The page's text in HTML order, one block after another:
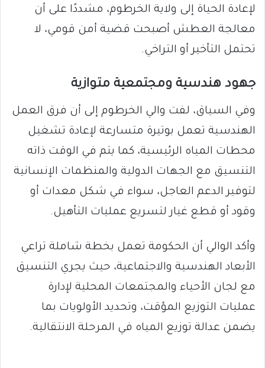
لإعادة الحياة إلى ولاية الخرطوم، مشددًا على أن
معالجة العطش أصبحت قضية أمن قومي، لا
تحتمل التأخير أو التراخي.
جهود هندسية ومجتمعية متوازية
وفي السياق، لفت والي الخرطوم إلى أن فرق العمل
الهندسية تعمل بوتيرة متسارعة لإعادة تشغيل
محطات المياه الرئيسية، كما يتم في الوقت ذاته
التنسيق مع الجهات الدولية والمنظمات الإنسانية
لتوفير الدعم العاجل، سواء في شكل معدات أو
وقود أو قطع غيار لتسريع عمليات التأهيل.
وأكد الوالي أن الحكومة تعمل بخطة شاملة تراعي
الأبعاد الهندسية والاجتماعية، حيث يجري التنسيق
مع لجان الأحياء والمجتمعات المحلية لإدارة
عمليات التوزيع المؤقت، وتحديد الأولويات بما
يضمن عدالة توزيع المياه في المرحلة الانتقالية.